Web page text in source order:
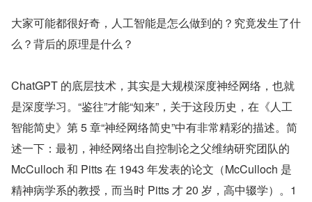
大家可能都很好奇，人工智能是怎么做到的？究竟发生了什
么？背后的原理是什么？
ChatGPT 的底层技术，其实是大规模深度神经网络，也就
是深度学习。“鉴往”才能“知来”，关于这段历史，在《人工
智能简史》第 5 章“神经网络简史”中有非常精彩的描述。简
述一下：最初，神经网络出自控制论之父维纳研究团队的
McCulloch 和 Pitts 在 1943 年发表的论文（McCulloch 是
精神病学系的教授，而当时 Pitts 才 20 岁，高中辍学）。1